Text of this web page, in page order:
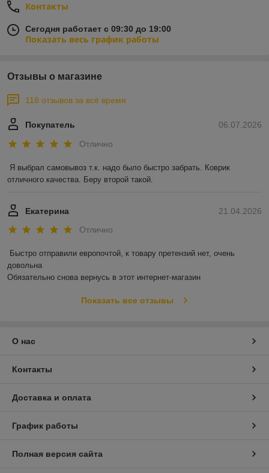
Контакты
Сегодня работает с 09:30 до 19:00
Показать весь график работы
Отзывы о магазине
118 отзывов за всё время
06.07.2026
Покупатель
Отлично
Я выбрал самовывоз т.к. надо было быстро забрать. Коврик
отличного качества. Беру второй такой.
21.04.2026
Екатерина
Отлично
Быстро отправили европочтой, к товару претензий нет, очень
довольна
Обязательно снова вернусь в этот интернет-магазин
Показать все отзывы
О нас
Контакты
Доставка и оплата
График работы
Полная версия сайта